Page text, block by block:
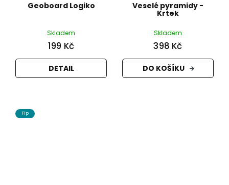
Geoboard Logiko
Skladem
199 Kč
DETAIL
Veselé pyramidy -
Krtek
Skladem
398 Kč
DO KOŠÍKU
Tip